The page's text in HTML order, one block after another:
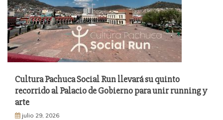
Cultura Pachuca Social Run llevará su quinto
recorrido al Palacio de Gobierno para unir running y
arte
julio 29, 2026